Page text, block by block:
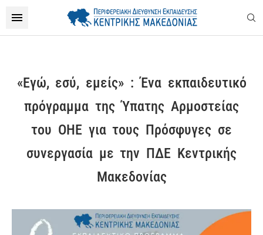
«Εγώ, εσύ, εμείς» : Ένα εκπαιδευτικό
πρόγραμμα της Ύπατης Αρμοστείας
του ΟΗΕ για τους Πρόσφυγες σε
συνεργασία με την ΠΔΕ Κεντρικής
Μακεδονίας